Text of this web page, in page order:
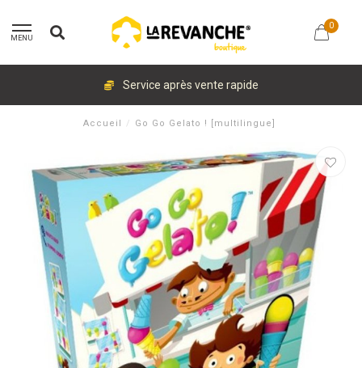
MENU
0
Service après vente rapide
Accueil / Go Go Gelato ! [multilingue]